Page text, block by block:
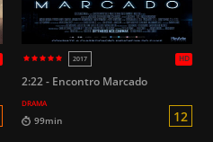
14
2:22 - Encontro Marcado
DRAMA